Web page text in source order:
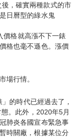
，確實兩種款式的市
日曆型的綠水鬼
價格就高漲不下一錶
格也毫不遜色。漲價
場行情。
的時代已經過去了，
。此外，2020年5月
肺炎各國宣布緊急事
時關廠，根據某位分